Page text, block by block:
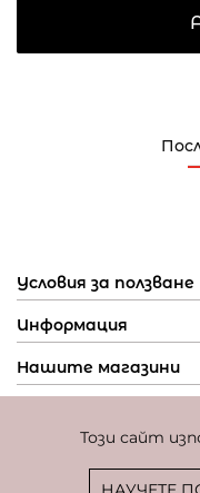
Този сайт
Условия за ползване
Информация
Нашите магазини
Фиксиран курс